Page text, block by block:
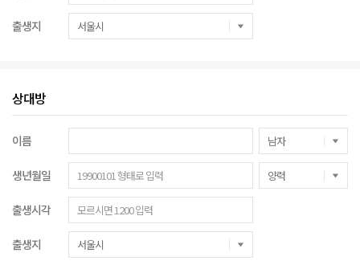
출생지
상대방
이름
생년월일
출생시각
출생지